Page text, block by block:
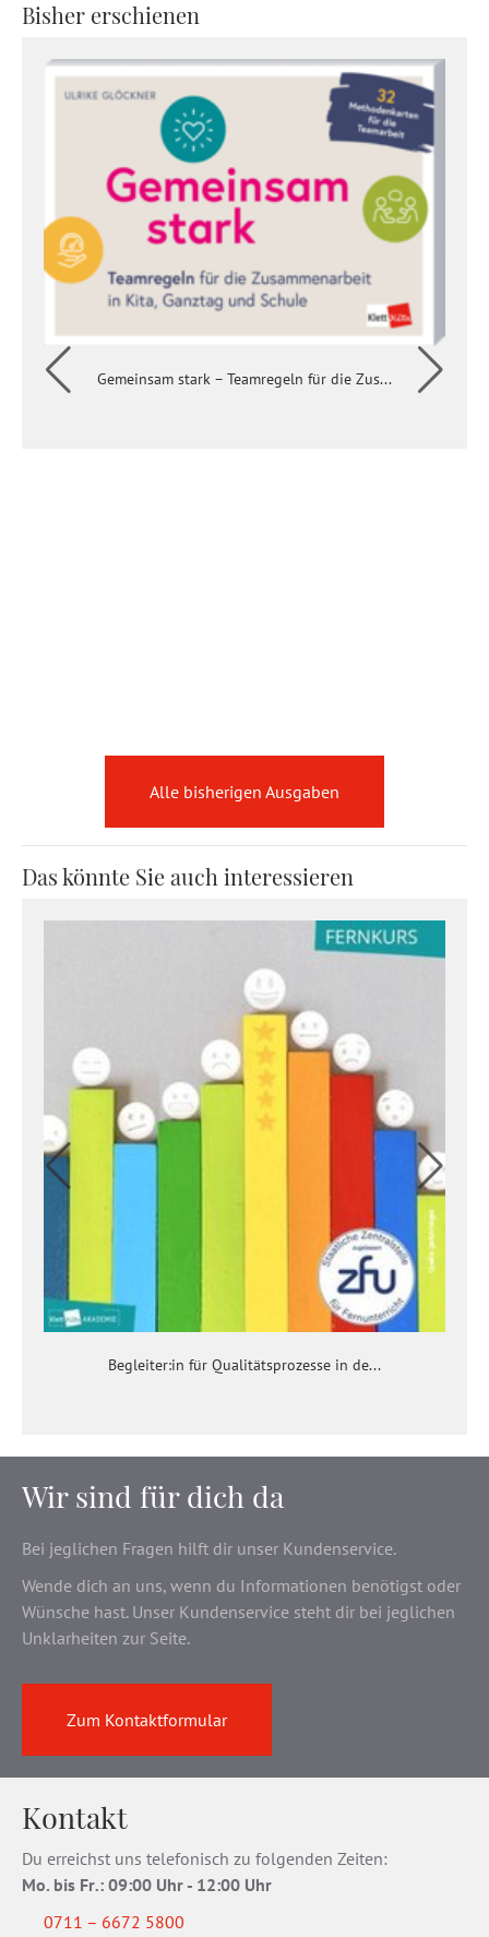
Bisher erschienen
Gemeinsam stark – Teamregeln für die Zus...
Alle bisherigen Ausgaben
Das könnte Sie auch interessieren
Begleiter:in für Qualitätsprozesse in de...
Wir sind für dich da
Bei jeglichen Fragen hilft dir unser Kundenservice.
Wende dich an uns, wenn du Informationen benötigst oder
Wünsche hast. Unser Kundenservice steht dir bei jeglichen
Unklarheiten zur Seite.
Zum Kontaktformular
Kontakt
Du erreichst uns telefonisch zu folgenden Zeiten:
Mo. bis Fr.: 09:00 Uhr - 12:00 Uhr
0711 – 6672 5800